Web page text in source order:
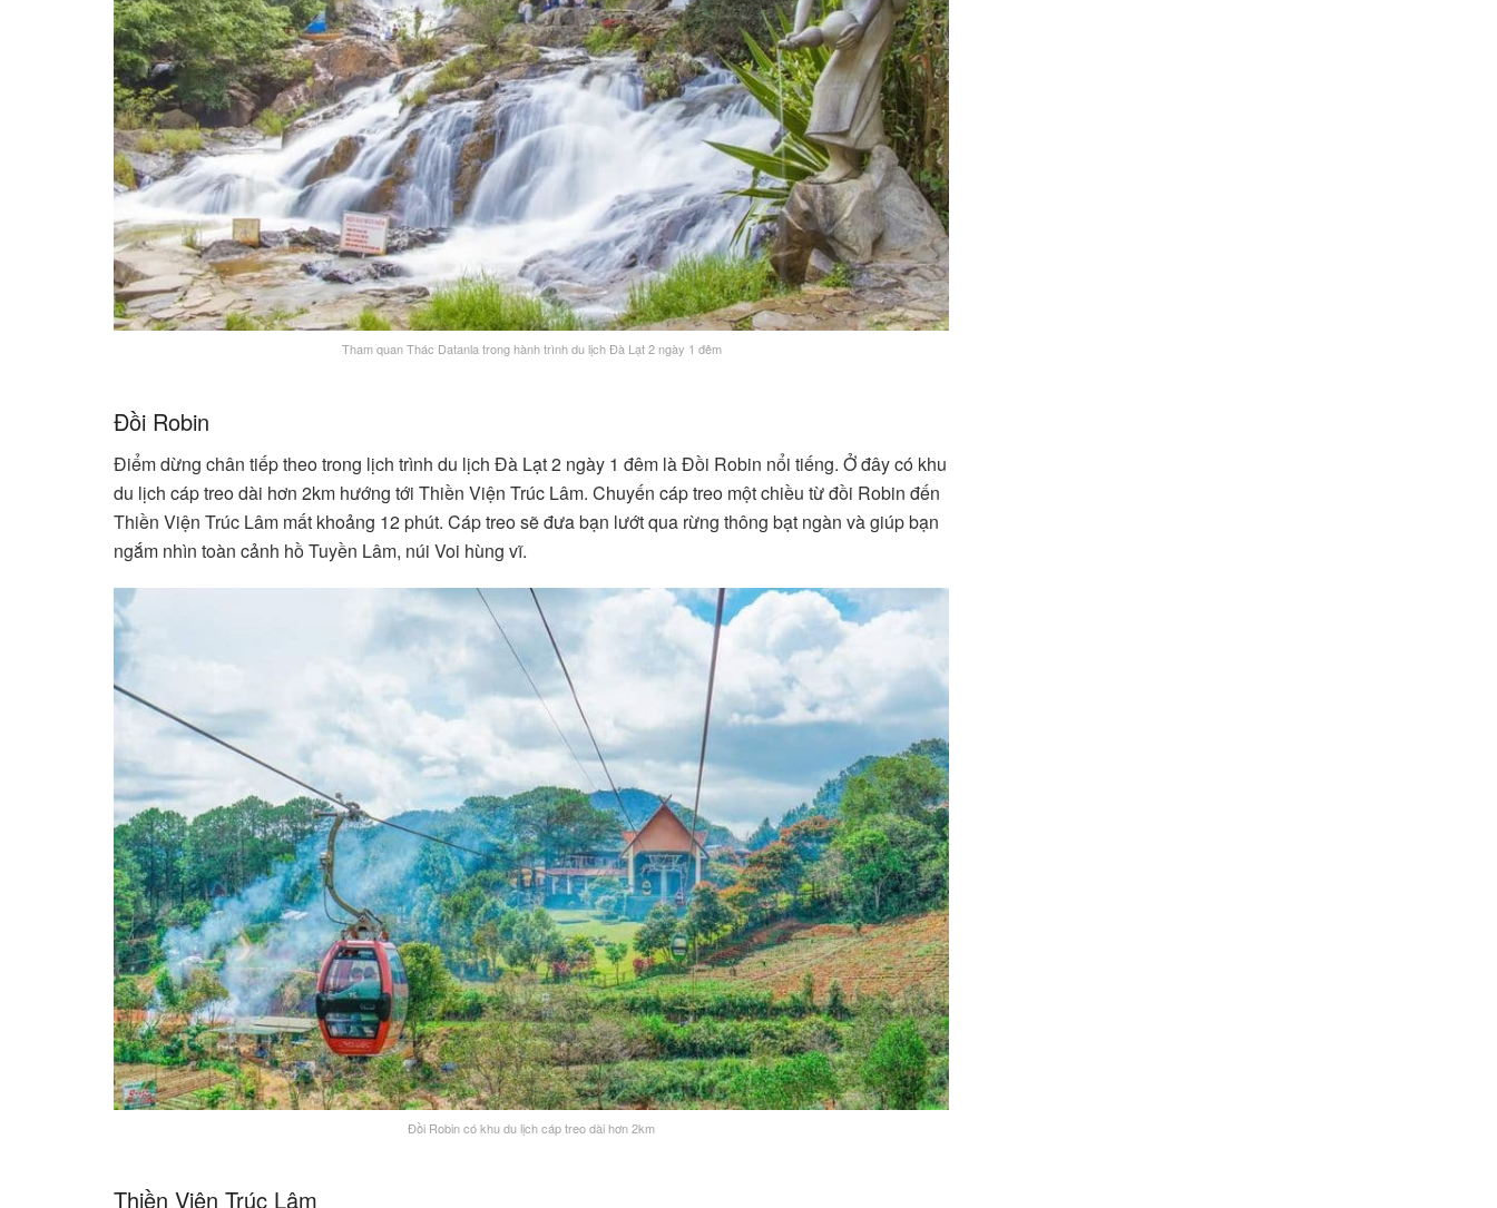
Tham quan Thác Datanla trong hành trình du lịch Đà Lạt 2 ngày 1 đêm
Đồi Robin
Điểm dừng chân tiếp theo trong lịch trình du lịch Đà Lạt 2 ngày 1 đêm là Đồi Robin nổi tiếng. Ở đây có khu
du lịch cáp treo dài hơn 2km hướng tới Thiền Viện Trúc Lâm. Chuyến cáp treo một chiều từ đồi Robin đến
Thiền Viện Trúc Lâm mất khoảng 12 phút. Cáp treo sẽ đưa bạn lướt qua rừng thông bạt ngàn và giúp bạn
ngắm nhìn toàn cảnh hồ Tuyền Lâm, núi Voi hùng vĩ.
Đồi Robin có khu du lịch cáp treo dài hơn 2km
Thiền Viện Trúc Lâm